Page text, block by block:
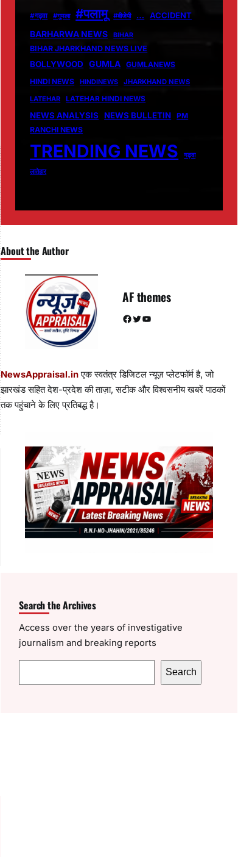
#गढ़वा #गुमला #पलामू #बीजेपी … ACCIDENT
BARHARWA NEWS BIHAR
BIHAR JHARKHAND NEWS LIVE
BOLLYWOOD GUMLA
GUMLANEWS
HINDI NEWS
HINDINEWS
JHARKHAND NEWS
LATEHAR
LATEHAR HINDI NEWS
NEWS ANALYSIS NEWS BULLETIN
PM
RANCHI NEWS
TRENDING NEWS
गढ़वा
लातेहार
About the Author
AF themes
Facebook Twitter YouTube
NewsAppraisal.inएक स्वतंत्र डिजिटल न्यूज़ प्लेटफॉर्म है, जो
झारखंड सहित देश-प्रदेश की ताज़ा, सटीक और विश्वसनीय खबरें पाठकों
तक पहुंचाने के लिए प्रतिबद्ध है।
Search the Archives
Access over the years of investigative
journalism and breaking reports
e
Search